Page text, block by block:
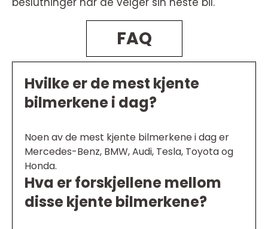
FAQ
Hvilke er de mest kjente
bilmerkene i dag?
Noen av de mest kjente bilmerkene i dag er
Mercedes-Benz, BMW, Audi, Tesla, Toyota og
Honda.
Hva er forskjellene mellom
disse kjente bilmerkene?